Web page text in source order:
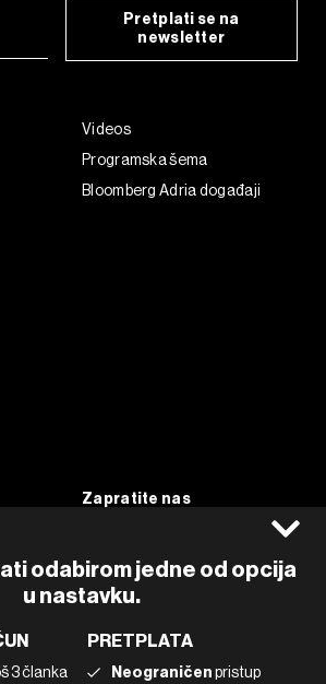
odabirom jedne od opcija
u nastavku.
3 članka
PRETPLATA
Neograničenpristup
Pretplati se na
newsletter
Videos
Programska šema
Bloomberg Adria događaji
Zapratite nas
Instagram
Twitter
Tiktok